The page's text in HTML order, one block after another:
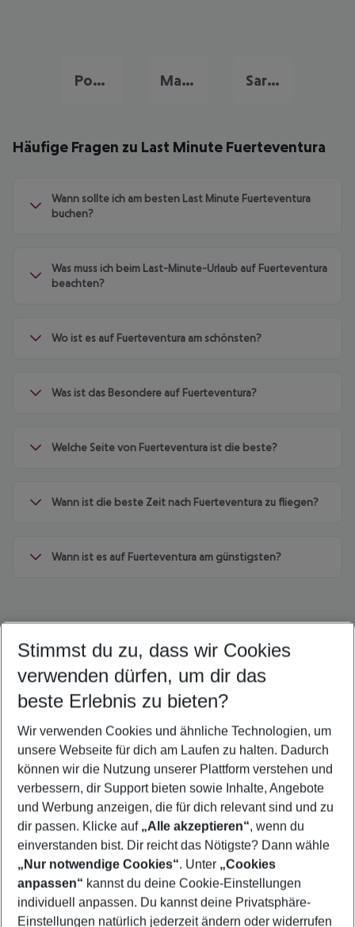
Portugal Urlaub Malta Last Minute Sardinien Last Minute
Häufige Fragen zu Last Minute Fuerteventura
Wann sollte ich am besten Last Minute Fuerteventura
buchen?
Was muss ich beim Last-Minute-Urlaub auf Fuerteventura
beachten?
Wo ist es auf Fuerteventura am schönsten?
Was ist das Besondere auf Fuerteventura?
Welche Seite von Fuerteventura ist die beste?
Wann ist die beste Zeit nach Fuerteventura zu fliegen?
Wann ist es auf Fuerteventura am günstigsten?
Quicklinks
Urlaub Caleta de Fuste
Familienurlaub Caleta de Fuste
Flug & Hotel Caleta de Fuste
Frübucher Angebote Caleta de Fuste für 2026
Pauschalreisen Caleta de Fuste
Footer
Footer navigation
Über uns
Stimmst du zu, dass wir Cookies
verwenden dürfen, um dir das
beste Erlebnis zu bieten?
Wir verwenden Cookies und ähnliche Technologien, um
unsere Webseite für dich am Laufen zu halten. Dadurch
können wir die Nutzung unserer Plattform verstehen und
verbessern, dir Support bieten sowie Inhalte, Angebote
und Werbung anzeigen, die für dich relevant sind und zu
dir passen. Klicke auf „Alle akzeptieren“, wenn du
einverstanden bist. Dir reicht das Nötigste? Dann wähle
„Nur notwendige Cookies“. Unter „Cookies
anpassen“ kannst du deine Cookie-Einstellungen
individuell anpassen. Du kannst deine Privatsphäre-
Einstellungen natürlich jederzeit ändern oder widerrufen